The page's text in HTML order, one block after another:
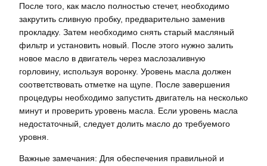
После того, как масло полностью стечет, необходимо
закрутить сливную пробку, предварительно заменив
прокладку. Затем необходимо снять старый масляный
фильтр и установить новый. После этого нужно залить
новое масло в двигатель через маслозаливную
горловину, используя воронку. Уровень масла должен
соответствовать отметке на щупе. После завершения
процедуры необходимо запустить двигатель на несколько
минут и проверить уровень масла. Если уровень масла
недостаточный, следует долить масло до требуемого
уровня.
Важные замечания: Для обеспечения правильной и